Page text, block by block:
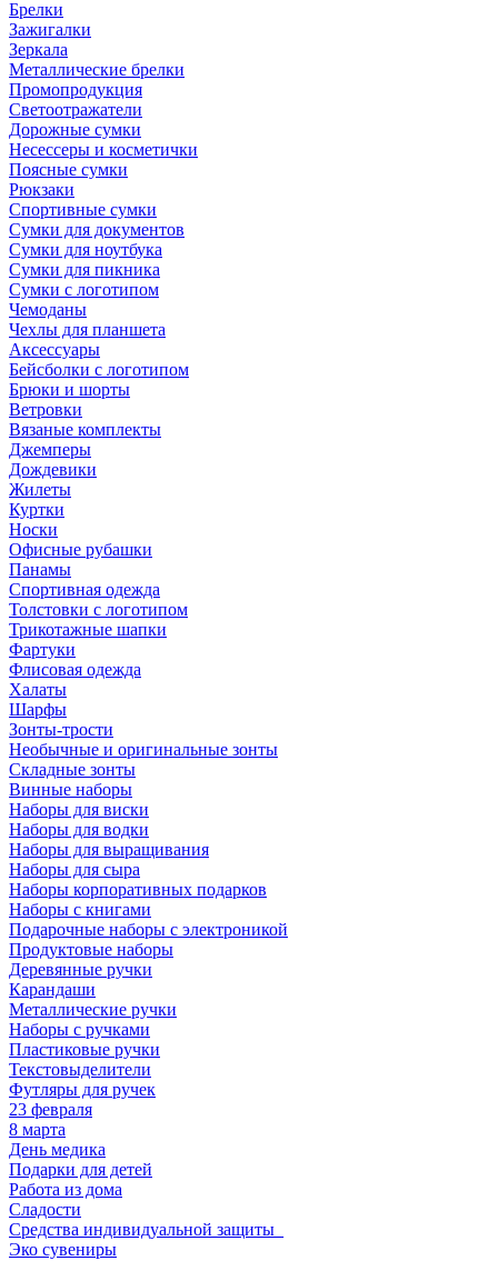
Брелки
Зажигалки
Зеркала
Металлические брелки
Промопродукция
Светоотражатели
Дорожные сумки
Несессеры и косметички
Поясные сумки
Рюкзаки
Спортивные сумки
Сумки для документов
Сумки для ноутбука
Сумки для пикника
Сумки с логотипом
Чемоданы
Чехлы для планшета
Аксессуары
Бейсболки с логотипом
Брюки и шорты
Ветровки
Вязаные комплекты
Джемперы
Дождевики
Жилеты
Куртки
Носки
Офисные рубашки
Панамы
Спортивная одежда
Толстовки с логотипом
Трикотажные шапки
Фартуки
Флисовая одежда
Халаты
Шарфы
Зонты-трости
Необычные и оригинальные зонты
Складные зонты
Винные наборы
Наборы для виски
Наборы для водки
Наборы для выращивания
Наборы для сыра
Наборы корпоративных подарков
Наборы с книгами
Подарочные наборы с электроникой
Продуктовые наборы
Деревянные ручки
Карандаши
Металлические ручки
Наборы с ручками
Пластиковые ручки
Текстовыделители
Футляры для ручек
23 февраля
8 марта
День медика
Подарки для детей
Работа из дома
Сладости
Средства индивидуальной защиты_
Эко сувениры